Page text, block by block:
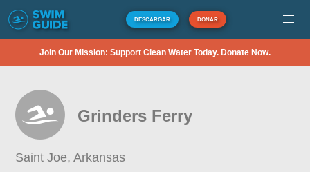
DESCARGAR DONAR
Join Our Mission: Support Clean Water Today. Donate Now.
Grinders Ferry
Saint Joe,Arkansas